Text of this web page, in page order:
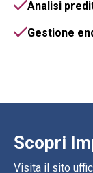
Analisi
Gestione
Scopri
Visita il sito